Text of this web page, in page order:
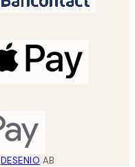
DESENIO AB